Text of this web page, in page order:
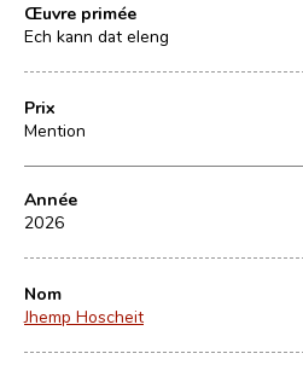
Œuvre primée
Ech kann dat eleng
Prix
Mention
Année
2026
Nom
Jhemp Hoscheit